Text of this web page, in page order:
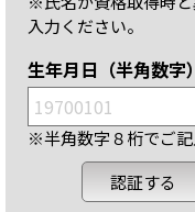
入力ください。
生年月日（半角数字）
※半角数字８桁でご記